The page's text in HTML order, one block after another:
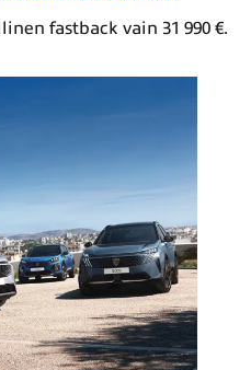
fastback vain 31 990 €.